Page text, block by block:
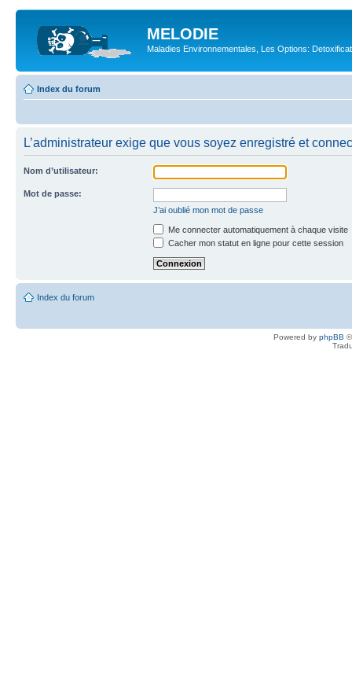
MELODIE
Maladies Environnementales, Les Options:
Index du forum
L’administrateur exige que vous soyez enregistré et
Nom d’utilisateur:
Mot de passe:
J’ai oublié mon mot de passe
Me connecter automatiquement à chaque visite
Cacher mon statut en ligne pour cette session
Index du forum
Powered by phpBB